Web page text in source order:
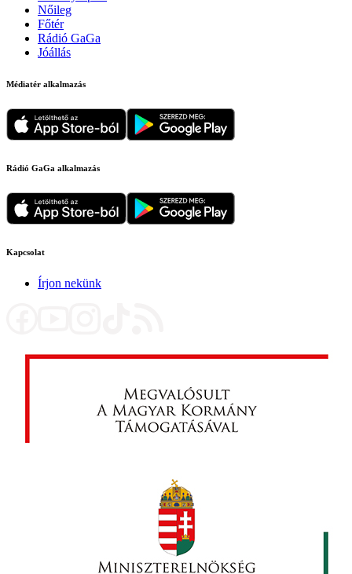
Nőileg
Főtér
Rádió GaGa
Jóállás
Médiatér alkalmazás
Rádió GaGa alkalmazás
Kapcsolat
Írjon nekünk